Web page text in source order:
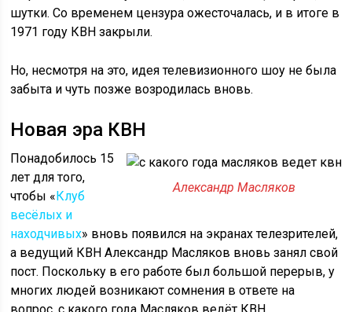
шутки. Со временем цензура ожесточалась, и в итоге в
1971 году КВН закрыли.
Но, несмотря на это, идея телевизионного шоу не была
забыта и чуть позже возродилась вновь.
Новая эра КВН
Александр Масляков
Понадобилось 15
лет для того,
чтобы «Клуб
весёлых и
находчивых» вновь появился на экранах телезрителей,
а ведущий КВН Александр Масляков вновь занял свой
пост. Поскольку в его работе был большой перерыв, у
многих людей возникают сомнения в ответе на